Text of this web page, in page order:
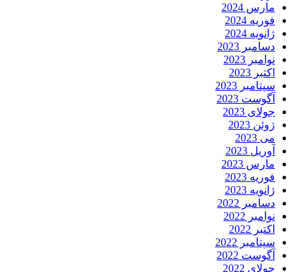
مارس 2024
فوریه 2024
ژانویه 2024
دسامبر 2023
نوامبر 2023
اکتبر 2023
سپتامبر 2023
آگوست 2023
جولای 2023
ژوئن 2023
می 2023
آوریل 2023
مارس 2023
فوریه 2023
ژانویه 2023
دسامبر 2022
نوامبر 2022
اکتبر 2022
سپتامبر 2022
آگوست 2022
جولای 2022